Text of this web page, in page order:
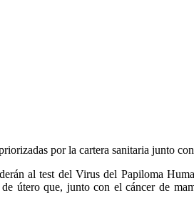
por la cartera sanitaria junto
al test del Virus del Papiloma
útero que, junto con el cáncer de